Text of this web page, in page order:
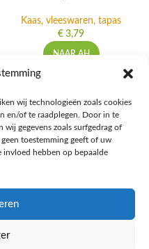
wij technologieën zoals cookies
en/of te raadplegen. Door in te
gegevens zoals surfgedrag of
toestemming geeft of uw
invloed hebben op bepaalde
Kaas, vleeswaren, tapas
€ 3,79
NAAR AH
van Albert Heijn, verrijk je
het keto-dieet, en deel jouw
online gemeenschap!